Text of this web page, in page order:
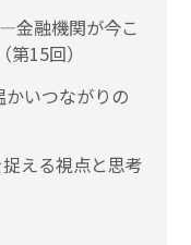
金融機関が今こ
15回）
いつながりの
捉える視点と思考